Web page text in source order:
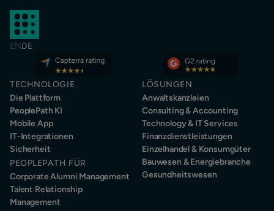
ENDE
TECHNOLOGIE
Die Plattform
PeoplePath KI
Mobile App
IT-Integrationen
Sicherheit
PEOPLEPATH FÜR
Corporate Alumni Management
Talent Relationship
Management
LÖSUNGEN
Anwaltskanzleien
Consulting & Accounting
Technology & IT Services
Finanzdienstleistungen
Einzelhandel & Konsumgüter
Bauwesen & Energiebranche
Gesundheitswesen